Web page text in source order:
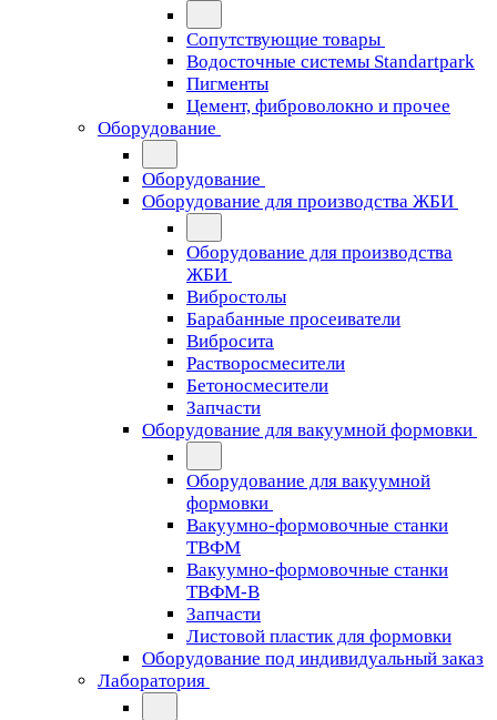
Сопутствующие товары
Водосточные системы Standartpark
Пигменты
Цемент, фиброволокно и прочее
Оборудование
Оборудование
Оборудование для производства ЖБИ
Оборудование для производства
ЖБИ
Вибростолы
Барабанные просеиватели
Вибросита
Растворосмесители
Бетоносмесители
Запчасти
Оборудование для вакуумной формовки
Оборудование для вакуумной
формовки
Вакуумно-формовочные станки
ТВФМ
Вакуумно-формовочные станки
ТВФМ-В
Запчасти
Листовой пластик для формовки
Оборудование под индивидуальный заказ
Лаборатория